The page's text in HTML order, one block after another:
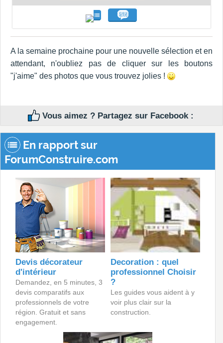
A la semaine prochaine pour une nouvelle sélection et en
attendant, n'oubliez pas de cliquer sur les boutons
"j'aime" des photos que vous trouvez jolies !
Vous aimez ? Partagez sur Facebook :
En rapport sur
ForumConstruire.com
Devis décorateur
d'intérieur
Demandez, en 5 minutes, 3
devis comparatifs aux
professionnels de votre
région. Gratuit et sans
engagement.
Decoration : quel
professionnel Choisir
?
Les guides vous aident à y
voir plus clair sur la
construction.